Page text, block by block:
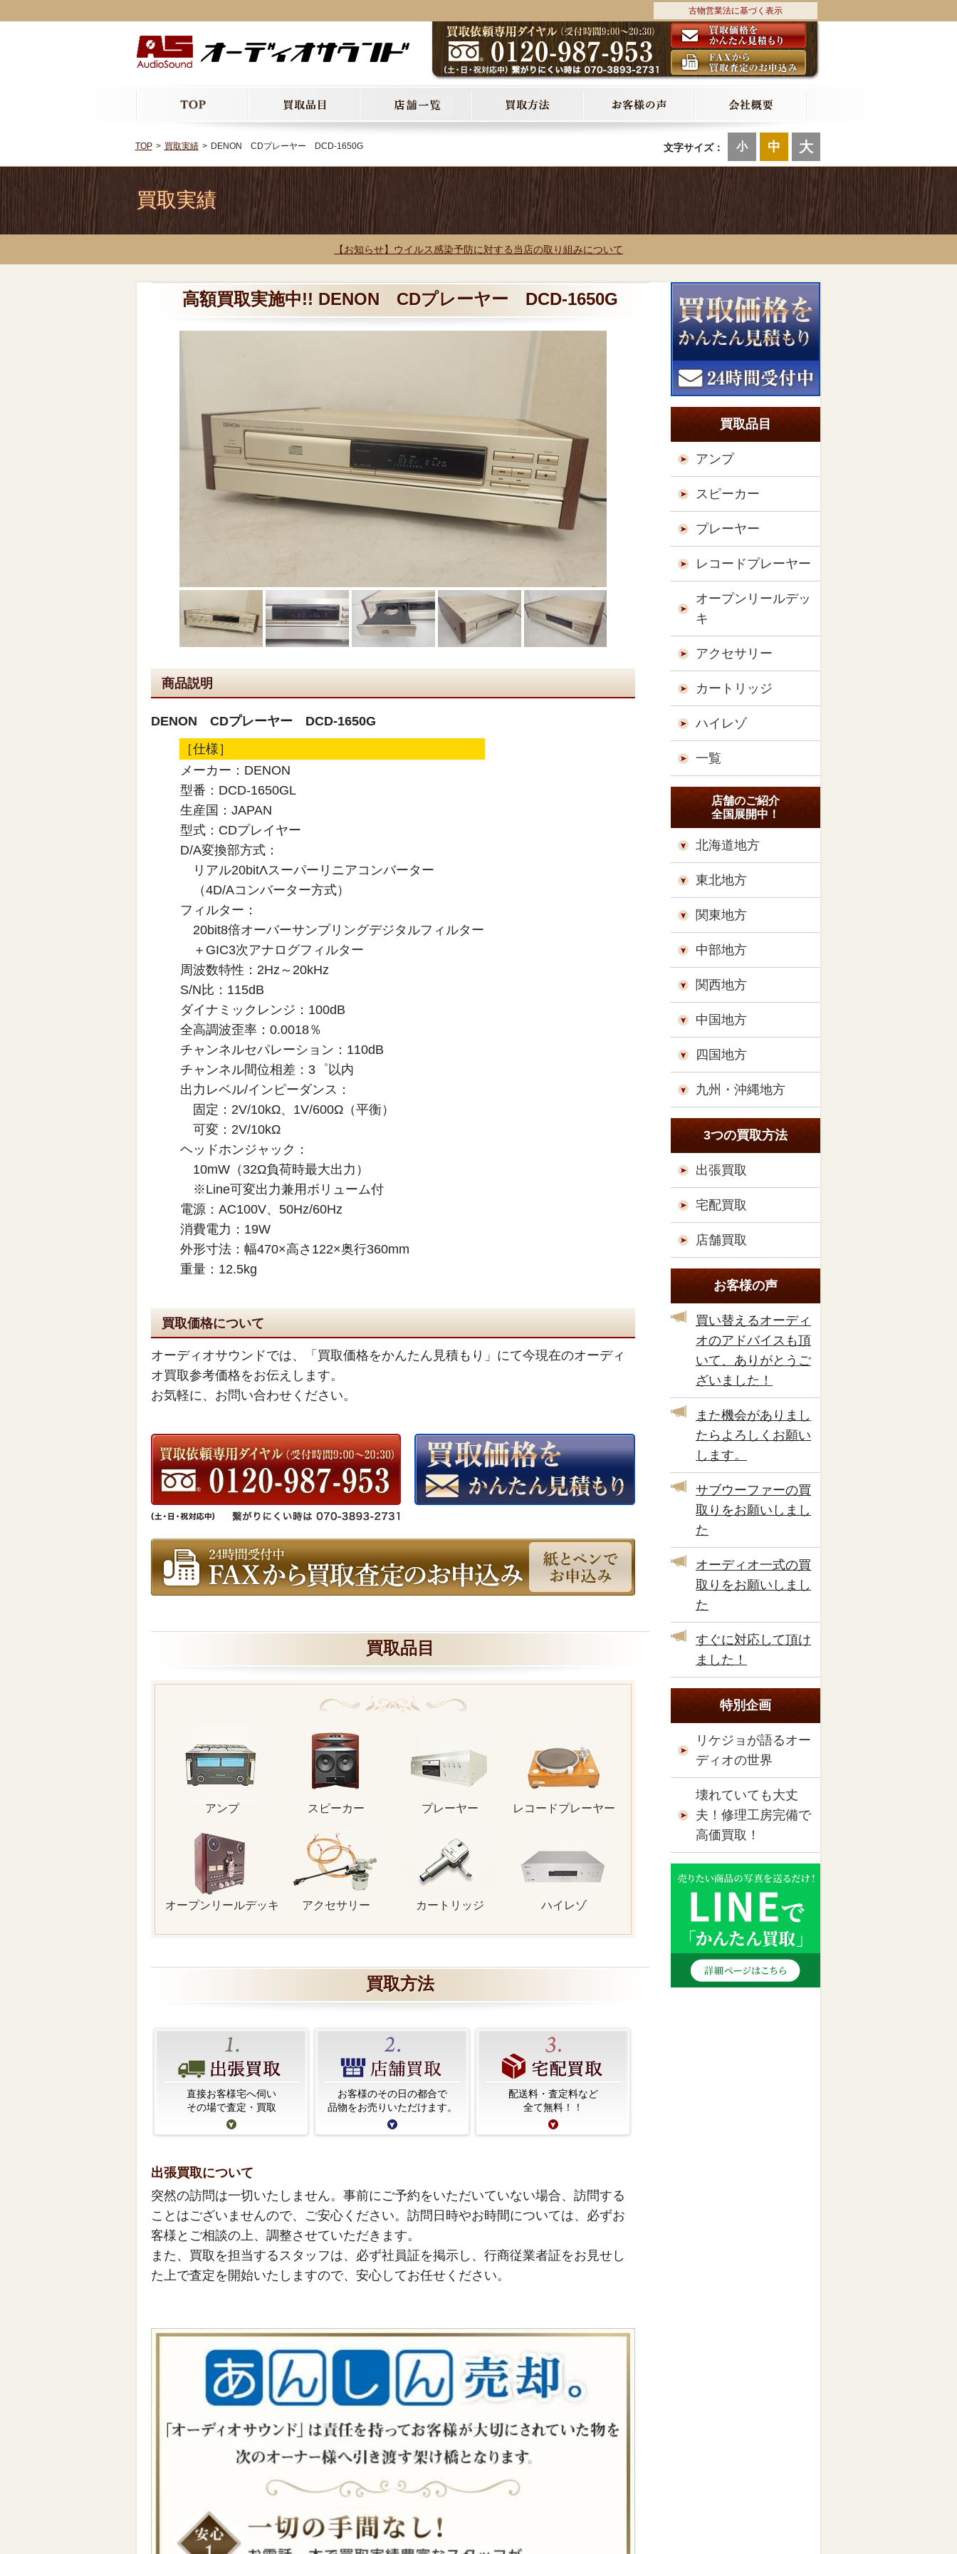
古物営業法に基づく表示
文字サイズ： 小 中 大
TOP 買取実績 DENON CDプレーヤー DCD-1650G
買取実績
【お知らせ】ウイルス感染予防に対する当店の取り組みについて
高額買取実施中!! DENON CDプレーヤー DCD-1650G
商品説明
DENON CDプレーヤー DCD-1650G
［仕様］
メーカー：DENON
型番：DCD-1650GL
生産国：JAPAN
型式：CDプレイヤー
D/A変換部方式：
リアル20bitΛスーパーリニアコンバーター
（4D/Aコンバーター方式）
フィルター：
20bit8倍オーバーサンプリングデジタルフィルター
＋GIC3次アナログフィルター
周波数特性：2Hz～20kHz
S/N比：115dB
ダイナミックレンジ：100dB
全高調波歪率：0.0018％
チャンネルセパレーション：110dB
チャンネル間位相差：3゜以内
出力レベル/インピーダンス：
固定：2V/10kΩ、1V/600Ω（平衡）
可変：2V/10kΩ
ヘッドホンジャック：
10mW（32Ω負荷時最大出力）
※Line可変出力兼用ボリューム付
電源：AC100V、50Hz/60Hz
消費電力：19W
外形寸法：幅470×高さ122×奥行360mm
重量：12.5kg
買取価格について
オーディオサウンドでは、「買取価格をかんたん見積もり」にて今現在のオーディ
オ買取参考価格をお伝えします。
お気軽に、お問い合わせください。
買取品目
アンプ スピーカー プレーヤー レコードプレーヤー
オープンリールデッキ アクセサリー カートリッジ ハイレゾ
買取方法
直接お客様宅へ伺い
その場で査定・買取
お客様のその日の都合で
品物をお売りいただけます。
配送料・査定料など
全て無料！！
出張買取について
突然の訪問は一切いたしません。事前にご予約をいただいていない場合、訪問する
ことはございませんので、ご安心ください。訪問日時やお時間については、必ずお
客様とご相談の上、調整させていただきます。
また、買取を担当するスタッフは、必ず社員証を掲示し、行商従業者証をお見せし
た上で査定を開始いたしますので、安心してお任せください。
買取品目
アンプ
スピーカー
プレーヤー
レコードプレーヤー
オープンリールデッ
キ
アクセサリー
カートリッジ
ハイレゾ
一覧
店舗のご紹介
全国展開中！
北海道地方
東北地方
関東地方
中部地方
関西地方
中国地方
四国地方
九州・沖縄地方
3つの買取方法
出張買取
宅配買取
店舗買取
お客様の声
買い替えるオーディ
オのアドバイスも頂
いて、ありがとうご
ざいました！
また機会がありまし
たらよろしくお願い
します。
サブウーファーの買
取りをお願いしまし
た
オーディオ一式の買
取りをお願いしまし
た
すぐに対応して頂け
ました！
特別企画
リケジョが語るオー
ディオの世界
壊れていても大丈
夫！修理工房完備で
高価買取！